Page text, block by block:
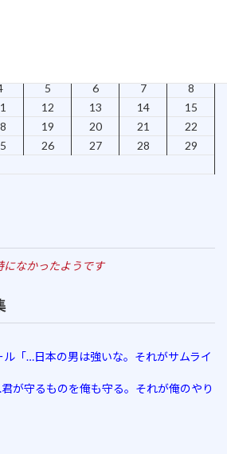
5 6 7
8
12 13 14
15
19 20 21
22
26 27 28
29
になかったようです
「…日本の男は強いな。それがサムライ
が守るものを俺も守る。それが俺のやり